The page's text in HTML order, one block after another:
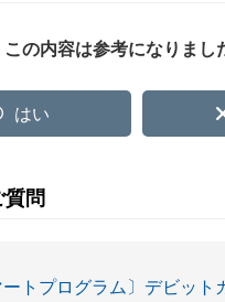
この内容は参考になりまし
はい
質問
ートプログラム〕デビット